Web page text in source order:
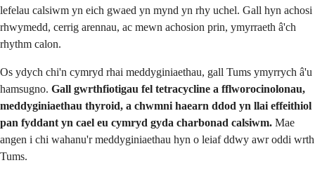
lefelau calsiwm yn eich gwaed yn mynd yn rhy uchel. Gall hyn achosi
rhwymedd, cerrig arennau, ac mewn achosion prin, ymyrraeth â'ch
rhythm calon.
Os ydych chi'n cymryd rhai meddyginiaethau, gall Tums ymyrrych â'u
hamsugno. Gall gwrthfiotigau fel tetracycline a fflworocinolonau,
meddyginiaethau thyroid, a chwmni haearn ddod yn llai effeithiol
pan fyddant yn cael eu cymryd gyda charbonad calsiwm. Mae
angen i chi wahanu'r meddyginiaethau hyn o leiaf ddwy awr oddi wrth
Tums.